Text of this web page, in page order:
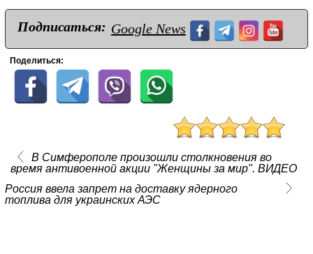
Подписаться: Google News
Поделиться:
В Симферополе произошли столкновения во
время антивоенной акции "Женщины за мир". ВИДЕО
Россия ввела запрет на доставку ядерного
топлива для украинских АЭС